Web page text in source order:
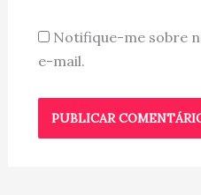
Notifique-me sobre
e-mail.